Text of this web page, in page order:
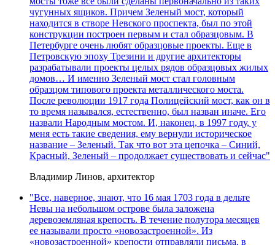
чугунных ящиков. Причем Зеленый мост, который
находится в створе Невского проспекта, был по этой
конструкции построен первым и стал образцовым. В
Петербурге очень любят образцовые проекты. Еще в
Петровскую эпоху Трезини и другие архитекторы
разрабатывали проекты целых рядов образцовых жилых
домов… И именно Зеленый мост стал головным
образцом типового проекта металлического моста.
После революции 1917 года Полицейский мост, как он в
то время назывался, естественно, был назван иначе. Его
назвали Народным мостом. И, наконец, в 1997 году, у
меня есть такие сведения, ему вернули историческое
название – Зеленый. Так что вот эта цепочка – Синий,
Красный, Зеленый – продолжает существовать и сейчас"
Владимир Линов, архитектор
"Все, наверное, знают, что 16 мая 1703 года в дельте
Невы на небольшом острове была заложена
деревоземляная крепость. В течение полутора месяцев
ее называли просто «новозастроенной». Из
«новозастроенной» крепости отправляли письма, в